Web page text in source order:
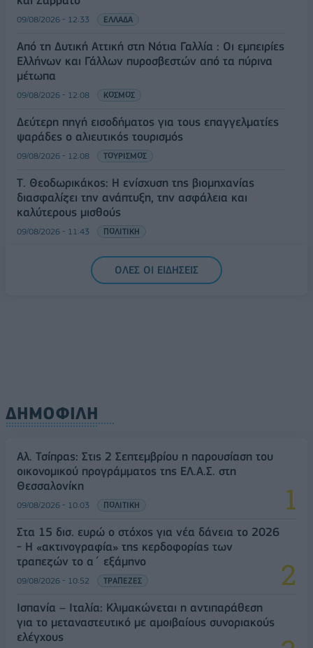
09/08/2026 - 12:33 ΕΛΛΑΔΑ
Από τη Δυτική Αττική στη Νότια Γαλλία : Οι εμπειρίες
Ελλήνων και Γάλλων πυροσβεστών από τα πύρινα
μέτωπα
09/08/2026 - 12:08 ΚΟΣΜΟΣ
Δεύτερη πηγή εισοδήματος για τους επαγγελματίες
ψαράδες ο αλιευτικός τουρισμός
09/08/2026 - 12:08 ΤΟΥΡΙΣΜΟΣ
Τ. Θεοδωρικάκος: Η ενίσχυση της βιομηχανίας
διασφαλίζει την ανάπτυξη, την ασφάλεια και
καλύτερους μισθούς
09/08/2026 - 11:43 ΠΟΛΙΤΙΚΗ
Υπ. Μεταφορών: Οριστική λύση στο ζήτημα των
πινακίδων κυκλοφορίας - Τέλος στις χρονοβόρες
ΟΛΕΣ ΟΙ ΕΙΔΗΣΕΙΣ
ΔΗΜΟΦΙΛΗ
Αλ. Τσίπρας: Στις 2 Σεπτεμβρίου η παρουσίαση του
οικονομικού προγράμματος της ΕΛ.Α.Σ. στη
Θεσσαλονίκη
09/08/2026 - 10:03 ΠΟΛΙΤΙΚΗ
Στα 15 δισ. ευρώ ο στόχος για νέα δάνεια το 2026
- Η «ακτινογραφία» της κερδοφορίας των
τραπεζών το α΄ εξάμηνο
09/08/2026 - 10:52 ΤΡΑΠΕΖΕΣ
Ισπανία – Ιταλία: Κλιμακώνεται η αντιπαράθεση
για το μεταναστευτικό με αμοιβαίους συνοριακούς
ελέγχους